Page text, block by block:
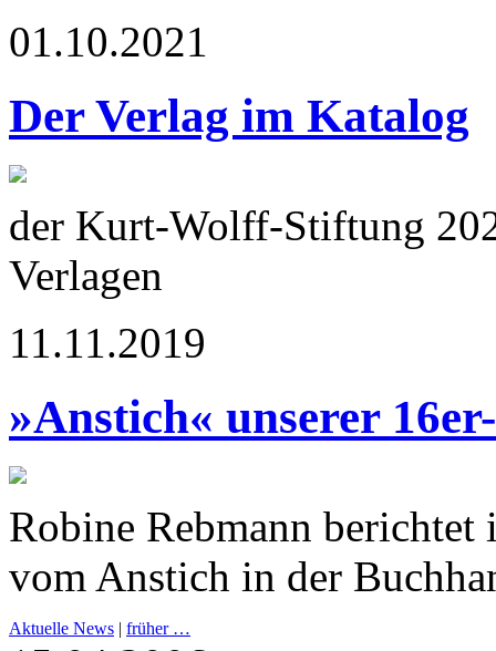
01.10.2021
Der Verlag im Katalog
der Kurt-Wolff-Stiftung
Verlagen
11.11.2019
»Anstich« unserer
Robine Rebmann
vom Anstich in der
Aktuelle News | früher …